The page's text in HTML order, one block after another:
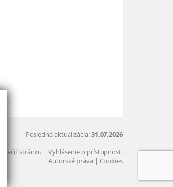
Posledná aktualizácia:31.07.2026
Vytlačiť stránku | Vyhlásenie o prístupnosti
Autorské práva | Cookies